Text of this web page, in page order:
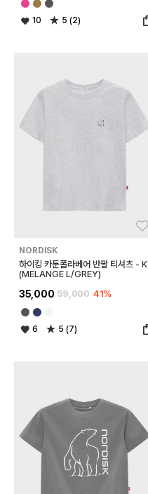
10 5 (2)
NORDISK
하이킹 카툰폴라베어 반팔 티셔츠 - K
(MELANGE L/GREY)
35,000 59,000 41%
6 5 (7)